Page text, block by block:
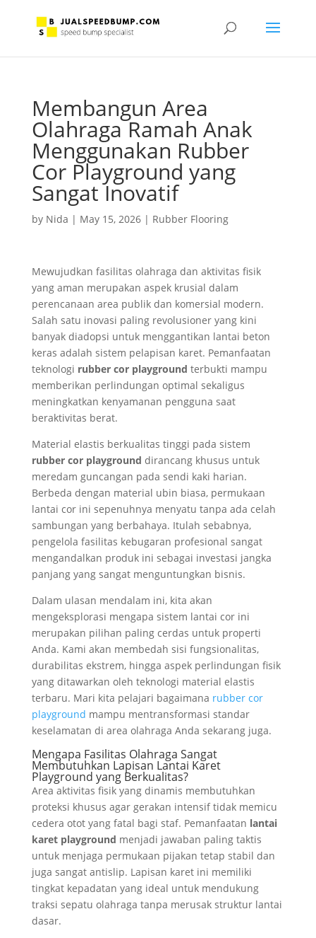
Membangun Area
Olahraga Ramah Anak
Menggunakan Rubber
Cor Playground yang
Sangat Inovatif
by Nida | May 15, 2026| Rubber Flooring
Mewujudkan fasilitas olahraga dan aktivitas fisik
yang aman merupakan aspek krusial dalam
perencanaan area publik dan komersial modern.
Salah satu inovasi paling revolusioner yang kini
banyak diadopsi untuk menggantikan lantai beton
keras adalah sistem pelapisan karet. Pemanfaatan
teknologi rubber cor playground terbukti mampu
memberikan perlindungan optimal sekaligus
meningkatkan kenyamanan pengguna saat
beraktivitas berat.
Material elastis berkualitas tinggi pada sistem
rubber cor playground dirancang khusus untuk
meredam guncangan pada sendi kaki harian.
Berbeda dengan material ubin biasa, permukaan
lantai cor ini sepenuhnya menyatu tanpa ada celah
sambungan yang berbahaya. Itulah sebabnya,
pengelola fasilitas kebugaran profesional sangat
mengandalkan produk ini sebagai investasi jangka
panjang yang sangat menguntungkan bisnis.
Dalam ulasan mendalam ini, kita akan
mengeksplorasi mengapa sistem lantai cor ini
merupakan pilihan paling cerdas untuk properti
Anda. Kami akan membedah sisi fungsionalitas,
durabilitas ekstrem, hingga aspek perlindungan fisik
yang ditawarkan oleh teknologi material elastis
terbaru. Mari kita pelajari bagaimana rubber cor
playground mampu mentransformasi standar
keselamatan di area olahraga Anda sekarang juga.
Mengapa Fasilitas Olahraga Sangat
Membutuhkan Lapisan Lantai Karet
Playground yang Berkualitas?
Area aktivitas fisik yang dinamis membutuhkan
proteksi khusus agar gerakan intensif tidak memicu
cedera otot yang fatal bagi staf. Pemanfaatan lantai
karet playground menjadi jawaban paling taktis
untuk menjaga permukaan pijakan tetap stabil dan
juga sangat antislip. Lapisan karet ini memiliki
tingkat kepadatan yang ideal untuk mendukung
traksi sepatu olahraga tanpa merusak struktur lantai
dasar.